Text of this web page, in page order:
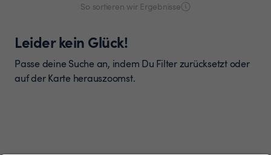
So sortieren wir Ergebnisse
Leider kein Glück!
Passe deine Suche an, indem Du Filter zurücksetzt oder
auf der Karte herauszoomst.